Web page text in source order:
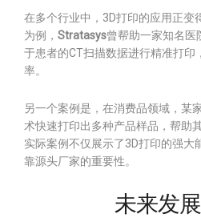
在多个行业中，3D打印的应用正变
为例， Stratasys曾帮助一家知名医
于患者的CT扫描数据进行精准打印
率。
另一个案例是，在消费品领域，某
术快速打印出多种产品样品，帮助
实际案例不仅展示了3D打印的强大
靠源头厂家的重要性。
未来发